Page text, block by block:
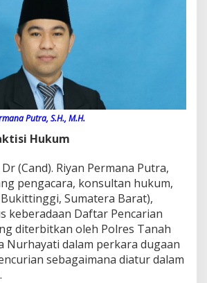
Putra, S.H., M.H.
Hukum
(Cand). Riyan Permana Putra,
pengacara, konsultan hukum,
Sumatera Barat),
keberadaan Daftar Pencarian
diterbitkan oleh Polres Tanah
Nurhayati dalam perkara dugaan
sebagaimana diatur dalam